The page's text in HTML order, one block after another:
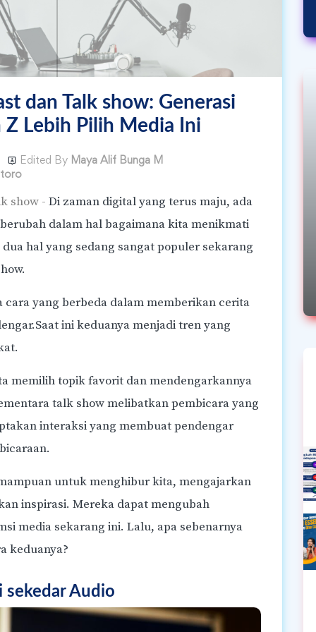
dan Talk show: Generasi
Lebih Pilih Media Ini
Edited By Maya Alif Bunga M
show - Di zaman digital yang terus maju, ada
dalam hal bagaimana kita menikmati
hal yang sedang sangat populer sekarang
cara yang berbeda dalam memberikan cerita
ini keduanya menjadi tren yang
memilih topik favorit dan mendengarkannya
talk show melibatkan pembicara yang
interaksi yang membuat pendengar
untuk menghibur kita, mengajarkan
inspirasi. Mereka dapat mengubah
media sekarang ini. Lalu, apa sebenarnya
keduanya?
sekedar Audio
ONLINE CLASS
Kelas Basic : Public Speaking
Dialogika, Bergaransi, Selama